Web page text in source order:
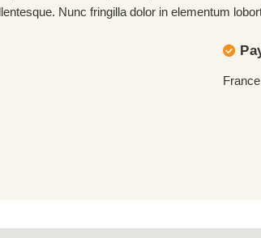
Nunc fringilla dolor in elementum
France